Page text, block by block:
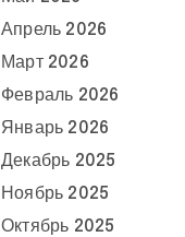
Апрель 2026
Март 2026
Февраль 2026
Январь 2026
Декабрь 2025
Ноябрь 2025
Октябрь 2025